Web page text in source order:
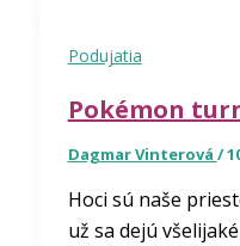
Podujatia
Pokémon
Dagmar Vinterová /
Hoci sú naše
už sa dejú